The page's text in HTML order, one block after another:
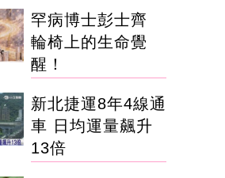
罕病博士彭士齊
輪椅上的生命覺
醒！
新北捷運8年4線通
車 日均運量飆升
13倍